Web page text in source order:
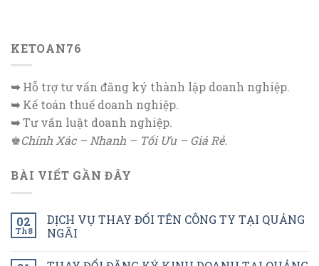
KETOAN76
➥Hỗ trợ tư vấn đăng ký thành lập doanh nghiệp.
➥Kế toán thuế doanh nghiệp.
➥Tư vấn luật doanh nghiệp.
♚Chính Xác – Nhanh – Tối Ưu – Giá Rẻ.
BÀI VIẾT GẦN ĐÂY
02
Th8
DỊCH VỤ THAY ĐỔI TÊN CÔNG TY TẠI QUẢNG
NGÃI